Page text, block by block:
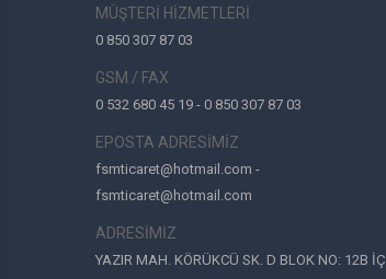
MÜŞTERİ HİZMETLERİ
0 850 307 87 03
GSM / FAX
0 532 680 45 19 - 0 850 307 87 03
EPOSTA ADRESİMİZ
fsmticaret@hotmail.com -
fsmticaret@hotmail.com
ADRESİMİZ
YAZIR MAH. KÖRÜKCÜ SK. D BLOK NO: 12B İÇ